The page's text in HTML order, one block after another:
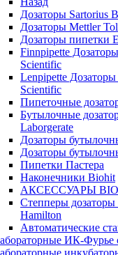
Дозаторы Sartorius
Дозаторы Mettler
Дозаторы пипетки
Finnpipette
Scientific
Lenpipette
Scientific
Пипеточные
Бутылочные
Laborgerate
Дозаторы
Дозаторы
Пипетки Пастера
Наконечники Biohit
АКСЕССУАРЫ
Степперы
Hamilton
Автоматические
ИК-Фурье